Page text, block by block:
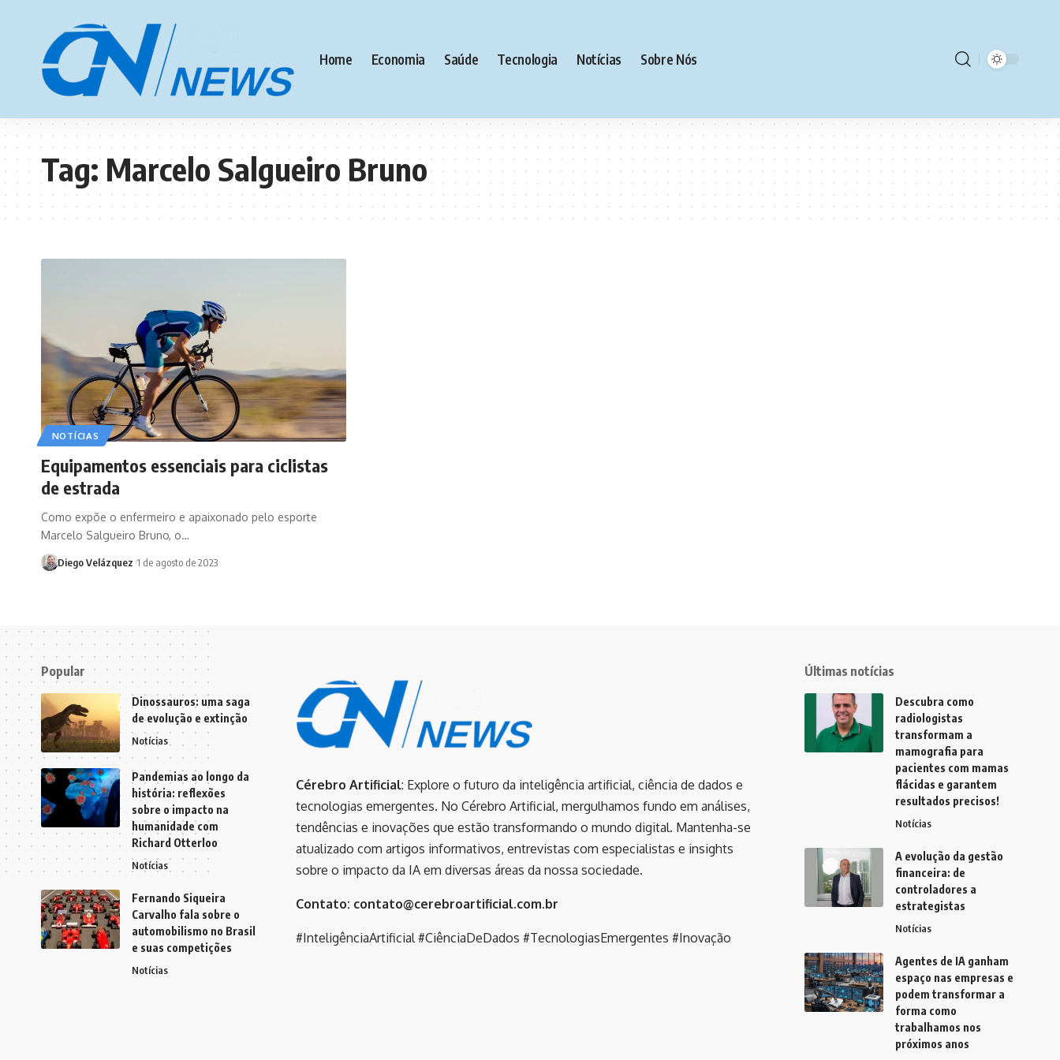
Home Economia Saúde Tecnologia Notícias Sobre Nós
Tag:Marcelo Salgueiro Bruno
NOTÍCIAS
Equipamentos essenciais para ciclistas
de estrada
Como expõe o enfermeiro e apaixonado pelo esporte
Marcelo Salgueiro Bruno, o…
Diego Velázquez 1 de agosto de 2023
Popular
Dinossauros: uma saga
de evolução e extinção
Notícias
Pandemias ao longo da
história: reflexões
sobre o impacto na
humanidade com
Richard Otterloo
Notícias
Fernando Siqueira
Carvalho fala sobre o
automobilismo no Brasil
e suas competições
Notícias
Cérebro Artificial: Explore o futuro da inteligência artificial, ciência de dados e
tecnologias emergentes. No Cérebro Artificial, mergulhamos fundo em análises,
tendências e inovações que estão transformando o mundo digital. Mantenha-se
atualizado com artigos informativos, entrevistas com especialistas e insights
sobre o impacto da IA em diversas áreas da nossa sociedade.
Contato: contato@cerebroartificial.com.br
#InteligênciaArtificial #CiênciaDeDados #TecnologiasEmergentes #Inovação
Últimas notícias
Descubra como
radiologistas
transformam a
mamografia para
pacientes com mamas
flácidas e garantem
resultados precisos!
Notícias
A evolução da gestão
financeira: de
controladores a
estrategistas
Notícias
Agentes de IA ganham
espaço nas empresas e
podem transformar a
forma como
trabalhamos nos
próximos anos